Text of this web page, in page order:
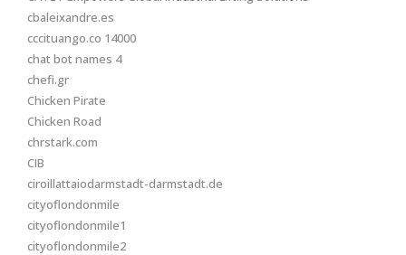
cbaleixandre.es
cccituango.co 14000
chat bot names 4
chefi.gr
Chicken Pirate
Chicken Road
chrstark.com
CIB
ciroillattaiodarmstadt-darmstadt.de
cityoflondonmile
cityoflondonmile1
cityoflondonmile2